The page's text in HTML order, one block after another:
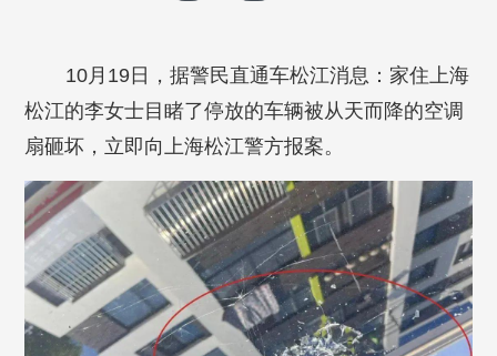
10月19日，据警民直通车松江消息：家住上海
松江的李女士目睹了停放的车辆被从天而降的空调
扇砸坏，立即向上海松江警方报案。